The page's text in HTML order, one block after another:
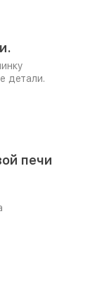
детали.
печи